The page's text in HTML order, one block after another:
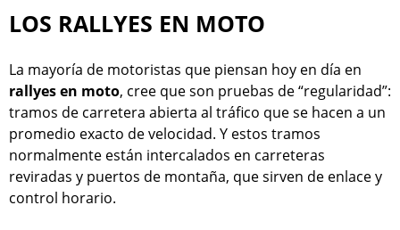
LOS RALLYES EN MOTO
La mayoría de motoristas que piensan hoy en día en
rallyes en moto, cree que son pruebas de “regularidad”:
tramos de carretera abierta al tráfico que se hacen a un
promedio exacto de velocidad. Y estos tramos
normalmente están intercalados en carreteras
reviradas y puertos de montaña, que sirven de enlace y
control horario.